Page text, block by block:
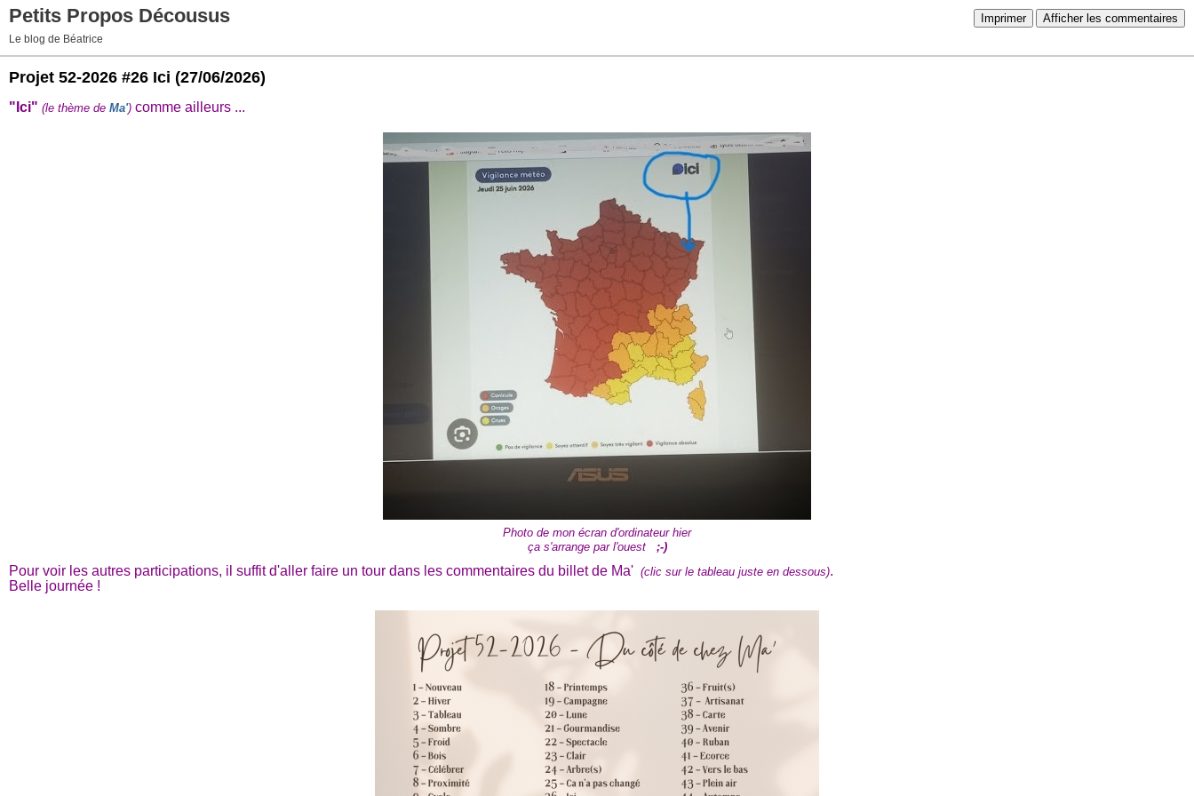
Imprimer Afficher les commentaires
Petits Propos Décousus
Le blog de Béatrice
Projet 52-2026 #26 Ici (27/06/2026)
"Ici" (le thème de Ma') comme ailleurs ...
Photo de mon écran d'ordinateur hier
ça s'arrange par l'ouest ;-)
Pour voir les autres participations, il suffit d'aller faire un tour dans les commentaires du billet de Ma' (clic sur le tableau juste en dessous).
Belle journée !